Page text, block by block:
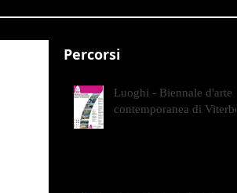
Percorsi
Luoghi - Biennale d'arte
contemporanea di Viterbo